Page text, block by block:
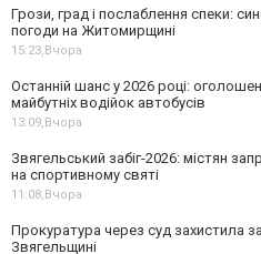
Грози, град і послаблення спеки:
погоди на Житомирщині
15:23, Вчора
Останній шанс у 2026 році:
майбутніх водійок автобусів
13:09, Вчора
Звягельський забіг-2026: містян
на спортивному святі
11:08, Вчора
Прокуратура через суд захистила
Звягельщині